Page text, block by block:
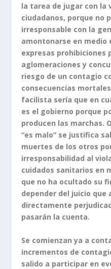
la tarea de jugar con la
ciudadanos, porque no
irresponsable con la
amontonarse en medio
expresas prohibiciones
aglomeraciones y
riesgo de un contagio
consecuencias
facilista sería que en
es el gobierno porque
producen las marchas.
“es malo” se justifica
muertes de los otros
irresponsabilidad al
cuidados sanitarios en
que no ha ocultado su
depender del juicio que
directamente
pasarán la cuenta.
Se comienzan ya a
incrementos de
salido a participar en